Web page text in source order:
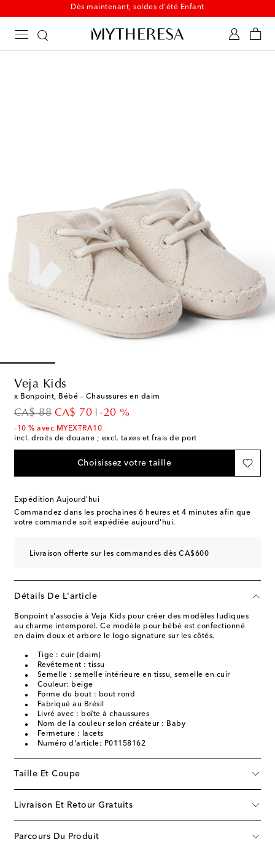
Dès maintenant, soldes d'été Enfant
Veja Kids
x Bonpoint, Bébé – Chaussures en daim
CA$ 88
original price
CA$ 70
discount price
-20 %
-10 % avec MYEXTRA10
incl. droits de douane ; excl. taxes et frais de port
Choisissez votre taille
Expédition Aujourd'hui
Commandez dans les prochaines 6 heures et 4 minutes afin que
votre commande soit expédiée aujourd'hui.
Livraison offerte sur les commandes dès CA$600
Détails De L'article
Bonpoint s'associe à Veja Kids pour créer des modèles ludiques
au charme intemporel. Ce modèle pour bébé est confectionné
en daim doux et arbore le logo signature sur les côtés.
Tige : cuir (daim)
Revêtement : tissu
Semelle : semelle intérieure en tissu, semelle en cuir
Couleur: beige
Forme du bout : bout rond
Fabriqué au Brésil
Livré avec : boîte à chaussures
Nom de la couleur selon créateur : Baby
Fermeture : lacets
Numéro d'article: P01158162
Taille Et Coupe
Livraison Et Retour Gratuits
Parcours Du Produit